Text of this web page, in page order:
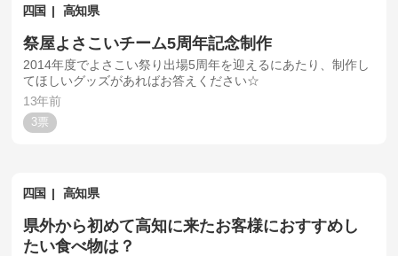
四国 高知県
祭屋よさこいチーム5周年記念制作
2014年度でよさこい祭り出場5周年を迎えるにあたり、制作し
てほしいグッズがあればお答えください☆
13年前
3
四国 高知県
県外から初めて高知に来たお客様におすすめし
たい食べ物は？